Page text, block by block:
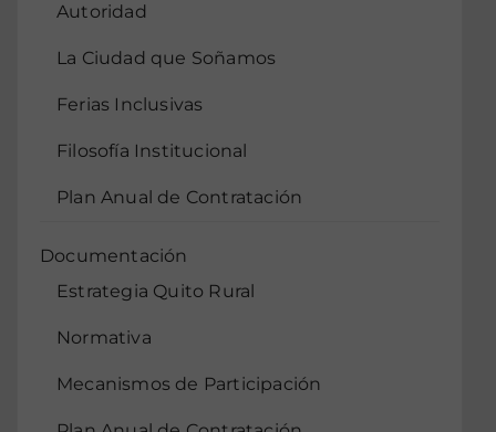
Autoridad
La Ciudad que Soñamos
Ferias Inclusivas
Filosofía Institucional
Plan Anual de Contratación
Documentación
Estrategia Quito Rural
Normativa
Mecanismos de Participación